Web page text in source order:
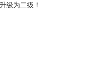
级为二级！